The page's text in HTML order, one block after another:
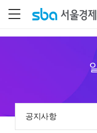
공지사항